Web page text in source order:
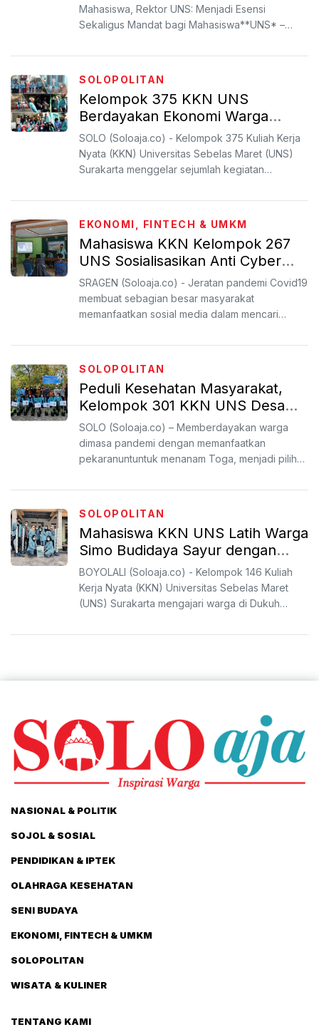
Mahasiswa, Rektor UNS: Menjadi Esensi
Sekaligus Mandat bagi Mahasiswa**UNS* –
SOLOPOLITAN
Kelompok 375 KKN UNS
Berdayakan Ekonomi Warga
Kelurahan Gajahan, Surakarta
SOLO (Soloaja.co) - Kelompok 375 Kuliah Kerja
Nyata (KKN) Universitas Sebelas Maret (UNS)
Surakarta menggelar sejumlah kegiatan
EKONOMI, FINTECH & UMKM
Mahasiswa KKN Kelompok 267
UNS Sosialisasikan Anti Cyber
Bullying dan UU ITE
SRAGEN (Soloaja.co) - Jeratan pandemi Covid19
membuat sebagian besar masyarakat
memanfaatkan sosial media dalam mencari
SOLOPOLITAN
Peduli Kesehatan Masyarakat,
Kelompok 301 KKN UNS Desa
Mantren, Wonogiri Tanam Toga
SOLO (Soloaja.co) – Memberdayakan warga
dimasa pandemi dengan memanfaatkan
pekaranuntuntuk menanam Toga, menjadi pilihan
SOLOPOLITAN
Mahasiswa KKN UNS Latih Warga
Simo Budidaya Sayur dengan
Teknik Vertikultur
BOYOLALI (Soloaja.co) - Kelompok 146 Kuliah
Kerja Nyata (KKN) Universitas Sebelas Maret
(UNS) Surakarta mengajari warga di Dukuh
NASIONAL & POLITIK
SOJOL & SOSIAL
PENDIDIKAN & IPTEK
OLAHRAGA KESEHATAN
SENI BUDAYA
EKONOMI, FINTECH & UMKM
SOLOPOLITAN
WISATA & KULINER
TENTANG KAMI